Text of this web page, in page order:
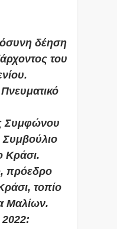
δέηση
του
Συμφώνου
Συμβούλιο
Κράσι.
πρόεδρο
τοπίο
Μαλίων.